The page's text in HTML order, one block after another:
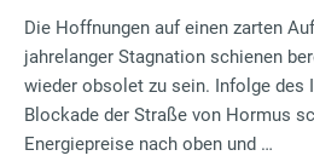
Die Hoffnungen auf einen zarten
jahrelanger Stagnation schienen
wieder obsolet zu sein. Infolge des
Blockade der Straße von Hormus
Energiepreise nach oben und …